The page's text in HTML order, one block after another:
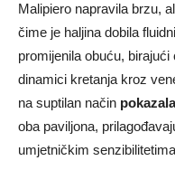
Malipiero napravila brzu,
čime je haljina dobila
promijenila obuću,
dinamici kretanja kroz
na suptilan način
oba paviljona,
umjetničkim